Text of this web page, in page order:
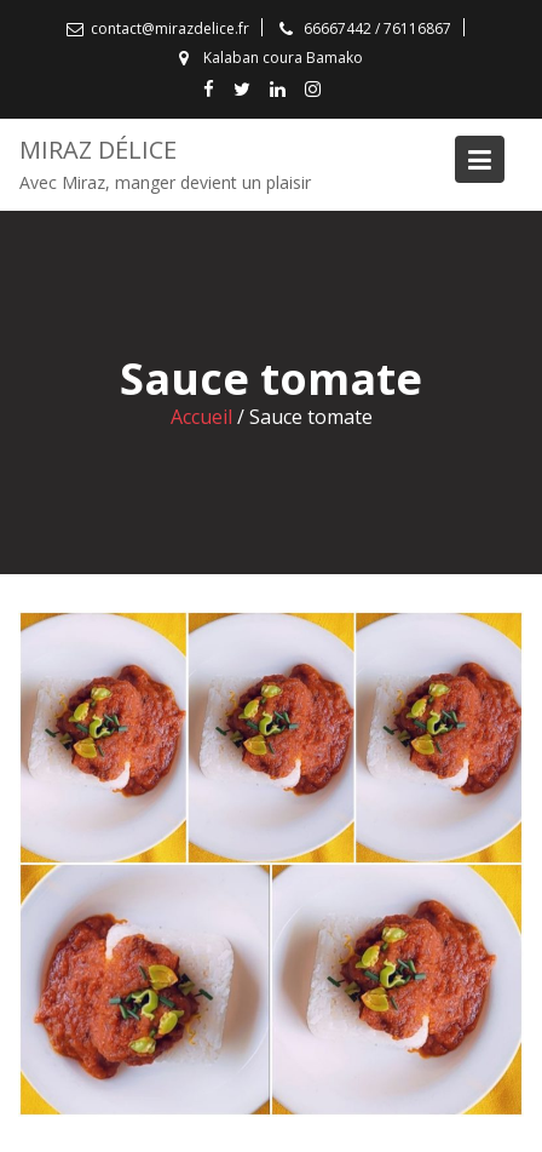
o
contact@mirazdelice.fr
66667442 / 76116867
Kalaban coura Bamako
MIRAZ DÉLICE
Avec Miraz, manger devient un plaisir
Sauce tomate
Accueil /Sauce tomate